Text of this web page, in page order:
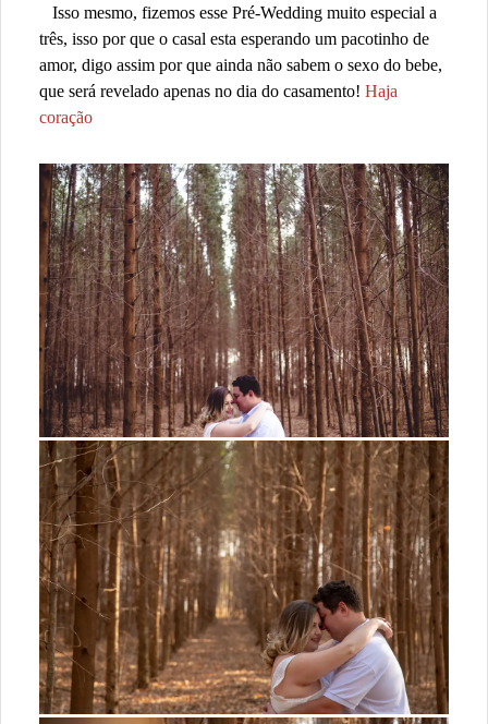
Isso mesmo, fizemos esse Pré-Wedding muito especial a
três, isso por que o casal esta esperando um pacotinho de
amor, digo assim por que ainda não sabem o sexo do bebe,
que será revelado apenas no dia do casamento! Haja
coração